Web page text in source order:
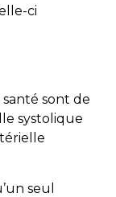
ci
sont de
systolique
seul